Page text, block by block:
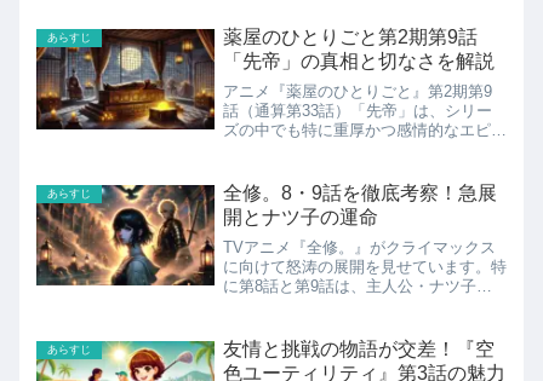
リーズの中でも特に反響の大きい回とし
て話題を呼んでいます。第...
あらすじ
薬屋のひとりごと第2期第9話
「先帝」の真相と切なさを解説
アニメ『薬屋のひとりごと』第2期第9
話（通算第33話）「先帝」は、シリー
ズの中でも特に重厚かつ感情的なエピソ
という不可解な現象の謎に迫ると同時
に、皇太后・安氏と壬氏、そ...
あらすじ
全修。8・9話を徹底考察！急展
開とナツ子の運命
TVアニメ『全修。』がクライマックス
に向けて怒涛の展開を見せています。特
に第8話と第9話は、主人公・ナツ子の
っています。第8話「告白。」では、初
恋の感情を知ったナツ子が...
あらすじ
友情と挑戦の物語が交差！『空
色ユーティリティ』第3話の魅力